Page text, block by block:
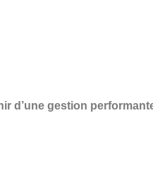
d’une gestion